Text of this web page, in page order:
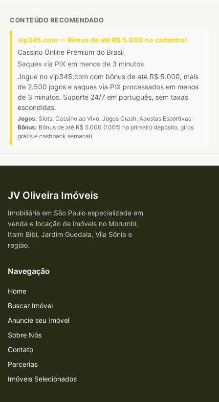
CONTEÚDO RECOMENDADO
vip345.com — Bônus de até R$ 5.000 no cadastro!
Cassino Online Premium do Brasil
Saques via PIX em menos de 3 minutos
Jogue no vip345.com com bônus de até R$ 5.000, mais
de 2.500 jogos e saques via PIX processados em menos
de 3 minutos. Suporte 24/7 em português, sem taxas
escondidas.
Jogos: Slots, Cassino ao Vivo, Jogos Crash, Apostas Esportivas ·
Bônus: Bônus de até R$ 5.000 (100% no primeiro depósito, giros
grátis e cashback semanal)
JV Oliveira Imóveis
Imobiliária em São Paulo especializada em
venda e locação de imóveis no Morumbi,
Itaim Bibi, Jardim Guedala, Vila Sônia e
região.
Navegação
Home
Buscar Imóvel
Anuncie seu Imóvel
Sobre Nós
Contato
Parcerias
Imóveis Selecionados